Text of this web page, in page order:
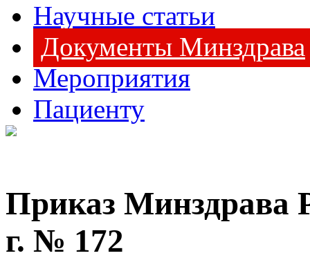
Научные статьи
Документы Минздрава
Мероприятия
Пациенту
Приказ Минздрава
г. № 172